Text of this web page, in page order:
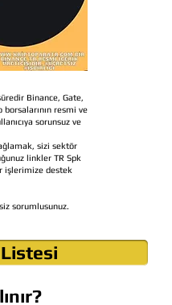
Binance, Gate,
borsalarının resmi ve
sorunsuz ve
sizi sektör
linkler TR Spk
işlerimize destek
sorumlusunuz.